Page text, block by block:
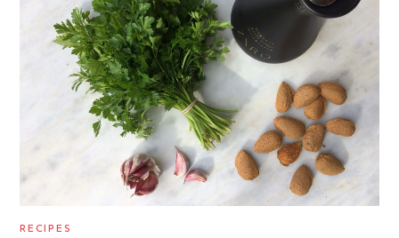
RECIPES